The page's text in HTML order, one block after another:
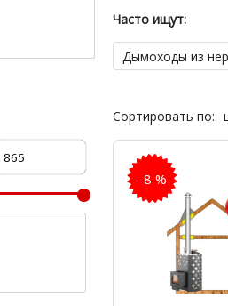
Часто ищут:
Дымоходы из
Сортировать по:
-8 %